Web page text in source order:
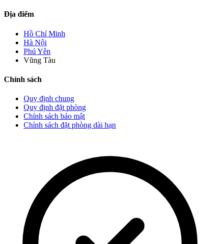
Địa điểm
Hồ Chí Minh
Hà Nội
Phú Yên
Vũng Tàu
Chính sách
Quy định chung
Quy định đặt phòng
Chính sách bảo mật
Chính sách đặt phòng dài hạn